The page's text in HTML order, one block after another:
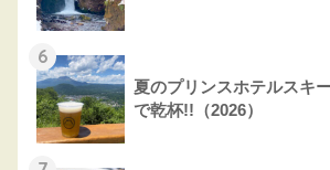
6
夏のプリンスホテルスキ
で乾杯!!（2026）